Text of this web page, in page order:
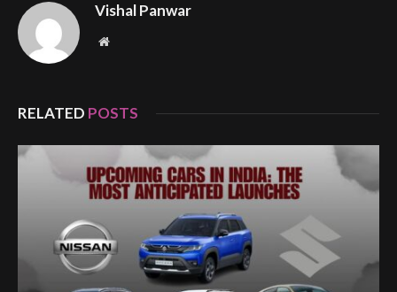
Vishal Panwar
Website
RELATED POSTS